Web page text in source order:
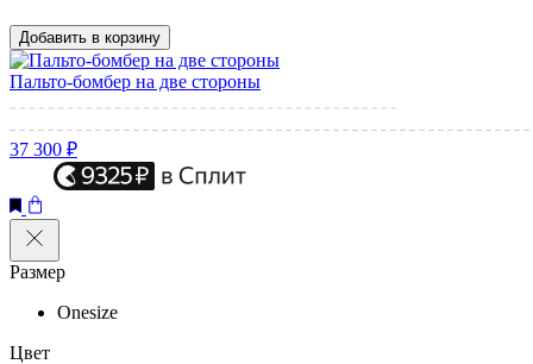
Добавить в корзину
Пальто-бомбер на две стороны
37 300 ₽
Размер
Onesize
Цвет